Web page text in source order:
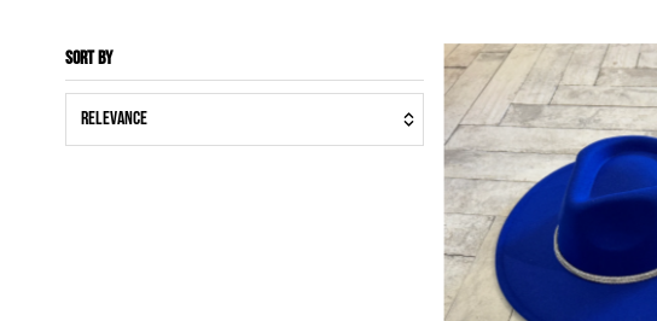
Sort by
Relevance